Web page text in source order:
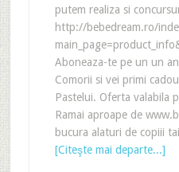
putem realiza si
http://bebedream.ro/
Aboneaza-te pe un un
Comorii si vei primi
Pastelui. Oferta valabila
Ramai aproape de
bucura alaturi de copiii
[Citeşte mai departe...]